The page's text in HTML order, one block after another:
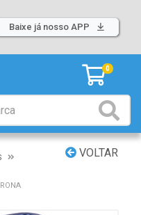
Baixe já nosso APP
0
VOLTAR